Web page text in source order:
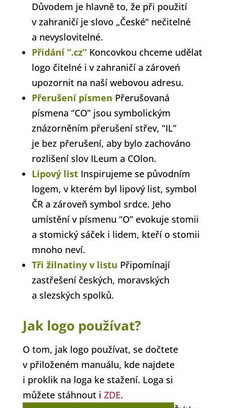
Důvodem je hlavně to, že při použití
v zahraničí je slovo „České“ nečitelné
a nevyslovitelné.
Přidání “.cz”Koncovkou chceme udělat
logo čitelné i v zahraničí a zároveń
upozornit na naší webovou adresu.
Přerušení písmen Přerušovaná
písmena “CO” jsou symbolickým
znázorněním přerušení střev, “IL”
je bez přerušení, aby bylo zachováno
rozlišení slov ILeum a COlon.
Lipový listInspirujeme se původním
logem, v kterém byl lipový list, symbol
ČR a zároveň symbol srdce. Jeho
umístění v písmenu “O” evokuje stomii
a stomický sáček i lidem, kteří o stomii
mnoho neví.
Tři žilnatiny v listu Připomínají
zastřešení českých, moravských
a slezských spolků.
Jak logo používat?
O tom, jak logo používat, se dočtete
v přiloženém manuálu, kde najdete
i proklik na loga ke stažení. Loga si
můžete stáhnout i ZDE.